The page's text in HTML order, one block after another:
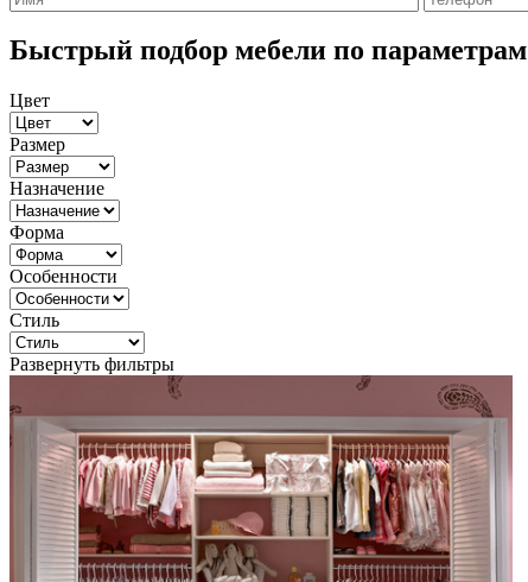
Быстрый подбор мебели по параметрам
Цвет
Размер
Назначение
Форма
Особенности
Стиль
Развернуть фильтры